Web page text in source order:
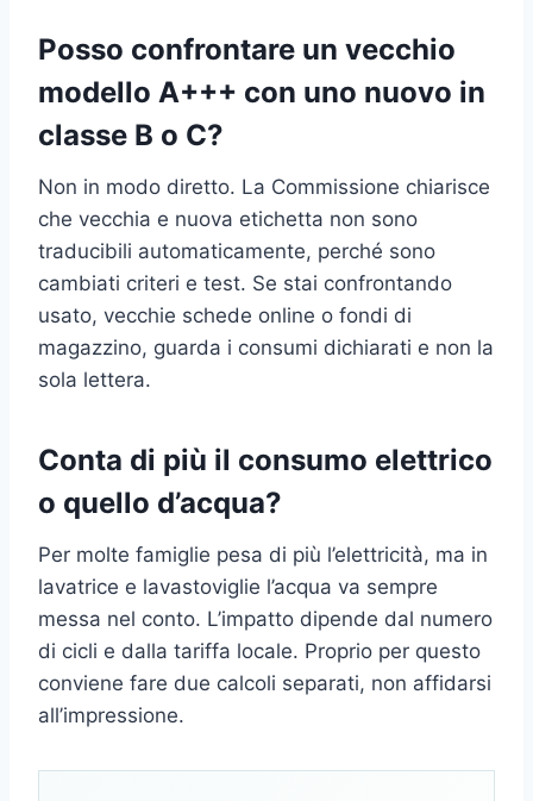
Posso confrontare un vecchio
modello A+++ con uno nuovo in
classe B o C?
Non in modo diretto. La Commissione chiarisce
che vecchia e nuova etichetta non sono
traducibili automaticamente, perché sono
cambiati criteri e test. Se stai confrontando
usato, vecchie schede online o fondi di
magazzino, guarda i consumi dichiarati e non la
sola lettera.
Conta di più il consumo elettrico
o quello d’acqua?
Per molte famiglie pesa di più l’elettricità, ma in
lavatrice e lavastoviglie l’acqua va sempre
messa nel conto. L’impatto dipende dal numero
di cicli e dalla tariffa locale. Proprio per questo
conviene fare due calcoli separati, non affidarsi
all’impressione.